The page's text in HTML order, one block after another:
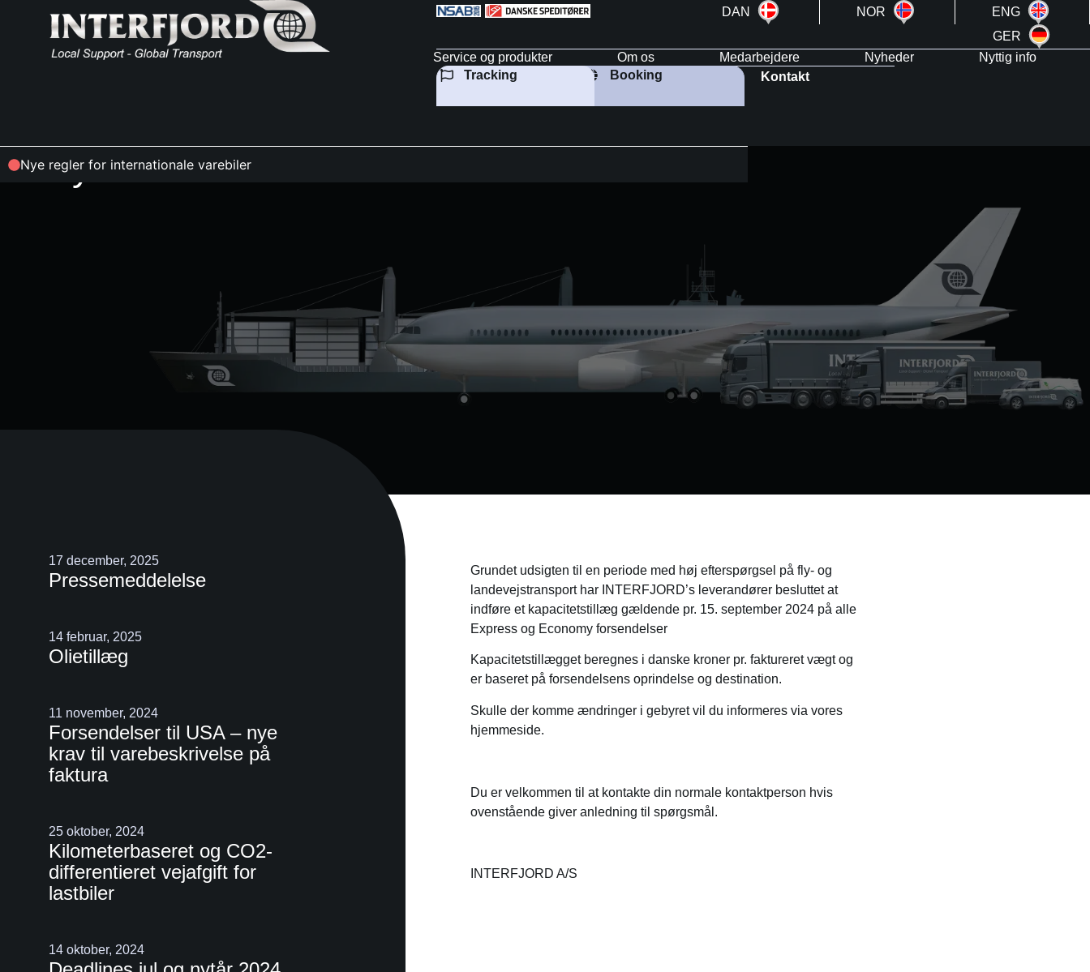
DAN NOR
ENG
GER
Service og produkter
Om os Medarbejdere Nyheder
Nyttig info
Tracking
Booking Kontakt
Nye regler for internationale varebiler
Nyheder
17 december, 2025
Pressemeddelelse
14 februar, 2025
Olietillæg
11 november, 2024
Forsendelser til USA – nye
krav til varebeskrivelse på
faktura
25 oktober, 2024
Kilometerbaseret og CO2-
differentieret vejafgift for
lastbiler
14 oktober, 2024
Grundet udsigten til en periode med høj efterspørgsel på fly- og
landevejstransport har INTERFJORD’s leverandører besluttet at
indføre et kapacitetstillæg gældende pr. 15. september 2024 på alle
Express og Economy forsendelser
Kapacitetstillægget beregnes i danske kroner pr. faktureret vægt og
er baseret på forsendelsens oprindelse og destination.
Skulle der komme ændringer i gebyret vil du informeres via vores
hjemmeside.
Du er velkommen til at kontakte din normale kontaktperson hvis
ovenstående giver anledning til spørgsmål.
INTERFJORD A/S